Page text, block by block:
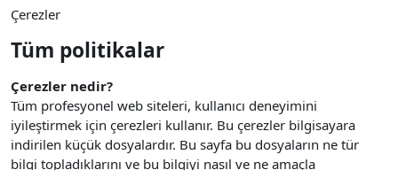
Çerezler
Tüm politikalar
Çerezler nedir?
Tüm profesyonel web siteleri, kullanıcı deneyimini
iyileştirmek için çerezleri kullanır. Bu çerezler bilgisayara
indirilen küçük dosyalardır. Bu sayfa bu dosyaların ne tür
bilgi topladıklarını ve bu bilgiyi nasıl ve ne amaçla